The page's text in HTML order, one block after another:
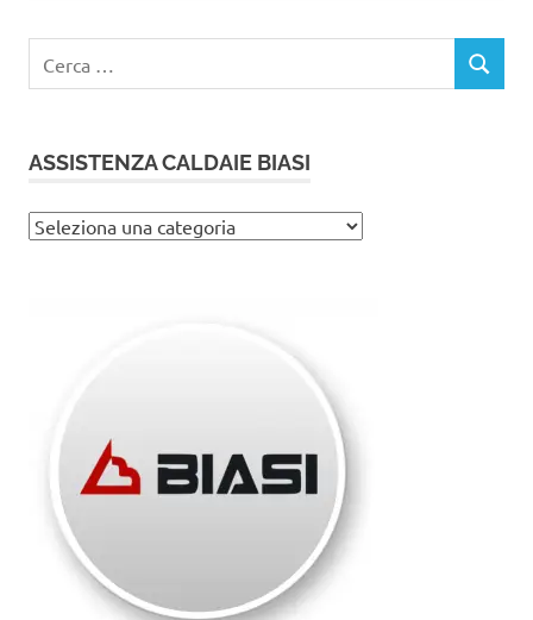
per:
CERCA
ASSISTENZA CALDAIE BIASI
Assistenza